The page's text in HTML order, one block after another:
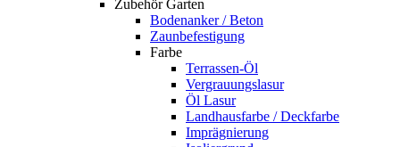
Zubehör Garten
Bodenanker / Beton
Zaunbefestigung
Farbe
Terrassen-Öl
Vergrauungslasur
Öl Lasur
Landhausfarbe / Deckfarbe
Imprägnierung